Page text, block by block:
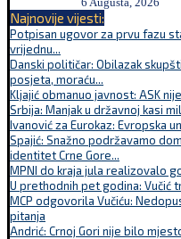
Najnovije vijesti:
Potpisan ugovor za prvu fazu
vrijednu...
Danski političar: Obilazak
posjeta, moraću...
Kljajić obmanuo javnost: ASK
Srbija: Manjak u državnoj kasi
Ivanović za Eurokaz: Evropska
Spajić: Snažno podržavamo
identitet Crne Gore...
MPNI do kraja jula realizovalo
U prethodnih pet godina: Vučić
MCP odgovorila Vučiću:
pitanja
Andrić: Crnoj Gori nije bilo